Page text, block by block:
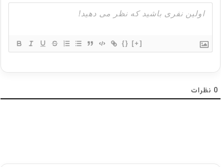
چگونه یک حساب آزمایشی باز کنیم؟
باشند. تحلیل تکنیکال با توجه به ابزارهای بصری و
{} [+]
0 نظرات